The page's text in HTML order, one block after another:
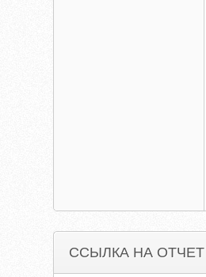
ССЫЛКА НА ОТЧЕТ